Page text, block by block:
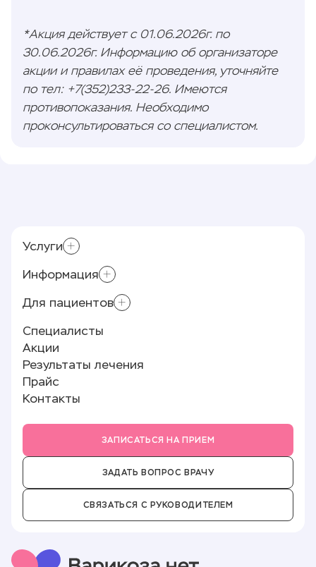
*Акция действует с 01.06.2026г. по
30.06.2026г. Информацию об организаторе
акции и правилах её проведения, уточняйте
по тел: +7(352)233-22-26. Имеются
противопоказания. Необходимо
проконсультироваться со специалистом.
Услуги
Склеротерапия
Приём хирурга-флеболога
Минифлебэктомия
Лазерное лечение варикоза (ЭВЛК)
Информация
Контролирующие органы
Реквизиты
О клинике
Отзывы
Новости
Вакансии
Для пациентов
Памятка пациенту
Полезные статьи
Специалисты
Акции
Результаты лечения
Прайс
Контакты
ЗАПИСАТЬСЯ НА ПРИЕМ
ЗАДАТЬ ВОПРОС ВРАЧУ
СВЯЗАТЬСЯ С РУКОВОДИТЕЛЕМ